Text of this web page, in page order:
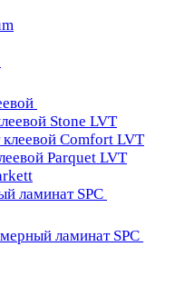
Stone LVT
Comfort LVT
Parquet LVT
ламинат SPC
ламинат SPC